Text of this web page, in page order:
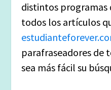
distintos programas
todos los artículos
parafraseadores de
sea más fácil su